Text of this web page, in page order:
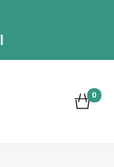
0